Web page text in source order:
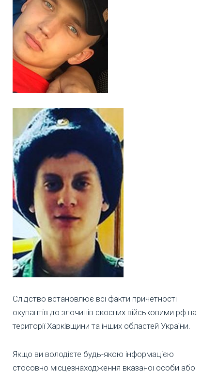
Слідство встановлює всі факти причетності
окупантів до злочинів скоєних військовими рф на
території Харківщини та інших областей України.
Якщо ви володієте будь-якою інформацією
стосовно місцезнаходження вказаної особи або